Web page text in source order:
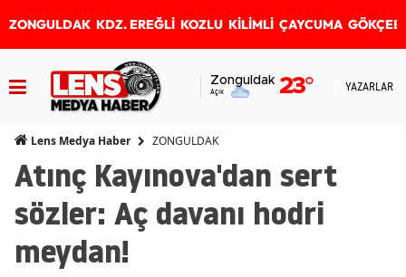
ZONGULDAK KDZ. EREĞLİ KOZLU KİLİMLİ ÇAYCUMA
Zonguldak
Açık 23° YAZARLAR
Lens Medya Haber ZONGULDAK
Atınç Kayınova'dan sert
sözler: Aç davanı hodri
meydan!